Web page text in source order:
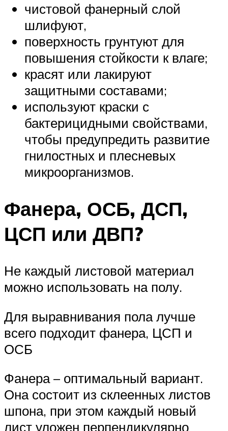
чистовой фанерный слой
шлифуют,
поверхность грунтуют для
повышения стойкости к влаге;
красят или лакируют
защитными составами;
используют краски с
бактерицидными свойствами,
чтобы предупредить развитие
гнилостных и плесневых
микроорганизмов.
Фанера, ОСБ, ДСП,
ЦСП или ДВП?
Не каждый листовой материал
можно использовать на полу.
Для выравнивания пола лучше
всего подходит фанера, ЦСП и
ОСБ
Фанера – оптимальный вариант.
Она состоит из склеенных листов
шпона, при этом каждый новый
лист уложен перпендикулярно